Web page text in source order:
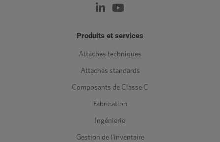
Produits et services
Attaches techniques
Attaches standards
Composants de Classe C
Fabrication
Ingénierie
Gestion de l'inventaire